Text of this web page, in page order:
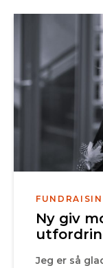
Ny giv
Jeg er så